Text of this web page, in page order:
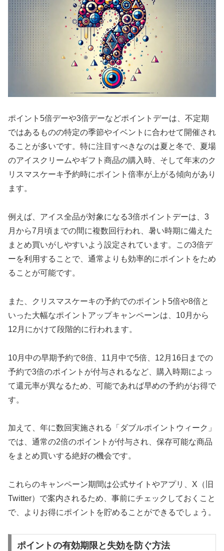
ポイント5倍デーや3倍デーなどポイントデーは、不定期
ではあるものの特定の季節やイベントに合わせて開催され
ることが多いです。特に注目すべきなのは夏と冬で、夏場
のアイスクリームやギフト商品の購入時、そして年末のク
リスマスケーキ予約時にポイント倍率が上がる傾向があり
ます。
例えば、アイス全品が対象になる3倍ポイントデーは、3
月から7月頃までの間に複数回行われ、暑い時期に備えた
まとめ買いがしやすいよう設定されています。この3倍デ
ーを利用することで、通常よりも効率的にポイントをため
ることが可能です。
また、クリスマスケーキの予約でのポイント5倍や8倍と
いった大幅なポイントアップキャンペーンは、10月から
12月にかけて段階的に行われます。
10月中の早期予約で8倍、11月中で5倍、12月16日までの
予約で3倍のポイントが付与されるなど、購入時期によっ
て還元率が異なるため、可能であれば早めの予約がお得で
す。
加えて、年に数回実施される「ダブルポイントウィーク」
では、通常の2倍のポイントが付与され、保存可能な商品
をまとめ買いする絶好の機会です。
これらのキャンペーン期間は公式サイトやアプリ、X（旧
Twitter）で案内されるため、事前にチェックしておくこと
で、よりお得にポイントを貯めることができるでしょう。
ポイントの有効期限と失効を防ぐ方法